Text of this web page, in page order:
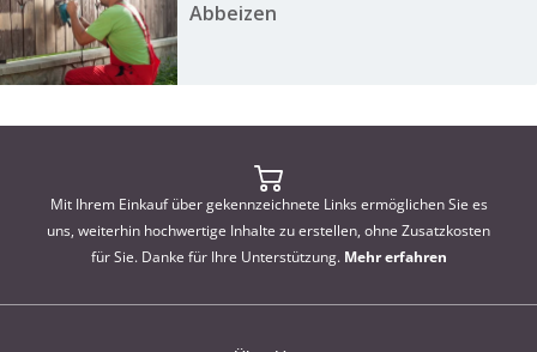
Abbeizen
Mit Ihrem Einkauf über gekennzeichnete Links ermöglichen Sie es
uns, weiterhin hochwertige Inhalte zu erstellen, ohne Zusatzkosten
für Sie. Danke für Ihre Unterstützung. Mehr erfahren